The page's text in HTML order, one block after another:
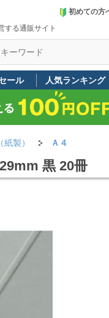
する通販サイト
初めての方
ール 人気ランキング
製） Ａ４
黒 20冊